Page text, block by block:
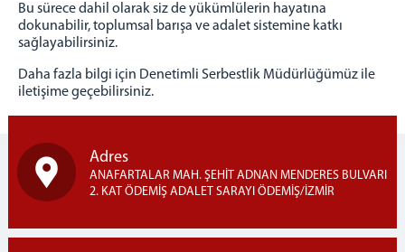
Bu sürece dahil olarak siz de yükümlülerin hayatına
dokunabilir, toplumsal barışa ve adalet sistemine katkı
sağlayabilirsiniz.
Daha fazla bilgi için Denetimli Serbestlik Müdürlüğümüz ile
iletişime geçebilirsiniz.
Adres
ANAFARTALAR MAH. ŞEHİT ADNAN MENDERES BULVARI
2. KAT ÖDEMİŞ ADALET SARAYI ÖDEMİŞ/İZMİR